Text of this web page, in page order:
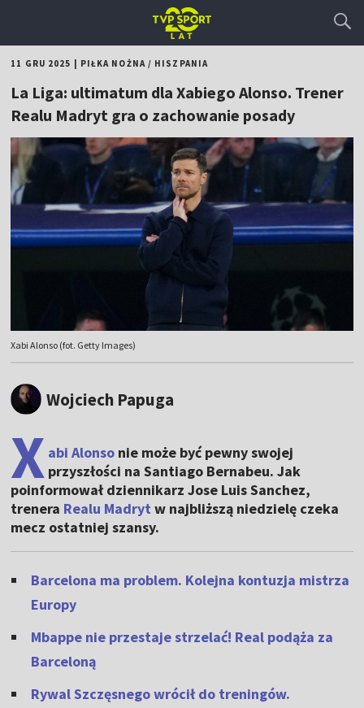
11 GRU 2025 PIŁKA NOŻNA/ HISZPANIA
La Liga: ultimatum dla Xabiego Alonso. Trener
Realu Madryt gra o zachowanie posady
Xabi Alonso (fot. Getty Images)
Wojciech Papuga
X abi Alonso nie może być pewny swojej
przyszłości na Santiago Bernabeu. Jak
poinformował dziennikarz Jose Luis Sanchez,
trenera Realu Madryt w najbliższą niedzielę czeka
mecz ostatniej szansy.
Barcelona ma problem. Kolejna kontuzja mistrza
Europy
Mbappe nie przestaje strzelać! Real podąża za
Barceloną
Rywal Szczęsnego wrócił do treningów.